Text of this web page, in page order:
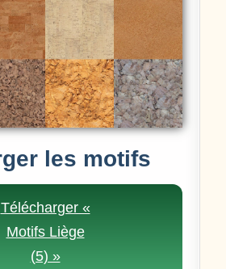
les motifs
Télécharger «
Motifs Liège
(5) »